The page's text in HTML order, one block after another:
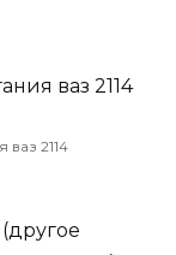
2114